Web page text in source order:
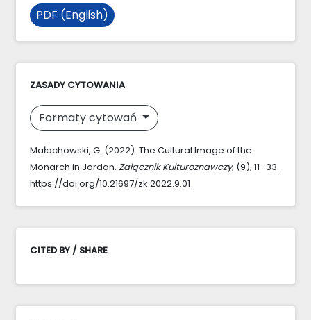
PDF (English)
ZASADY CYTOWANIA
Formaty cytowań
Małachowski, G. (2022). The Cultural Image of the
Monarch in Jordan. Załącznik Kulturoznawczy, (9), 11–33.
https://doi.org/10.21697/zk.2022.9.01
CITED BY / SHARE